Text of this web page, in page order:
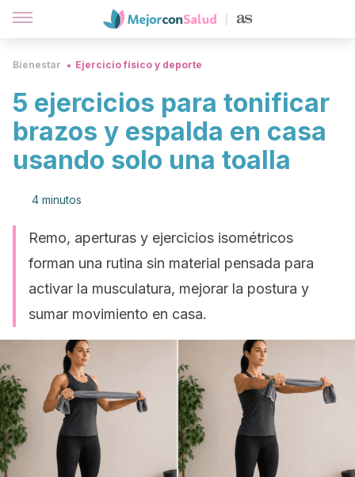
Bienestar Ejercicio físico y deporte
5 ejercicios para tonificar
brazos y espalda en casa
usando solo una toalla
4 minutos
Remo, aperturas y ejercicios isométricos
forman una rutina sin material pensada para
activar la musculatura, mejorar la postura y
sumar movimiento en casa.